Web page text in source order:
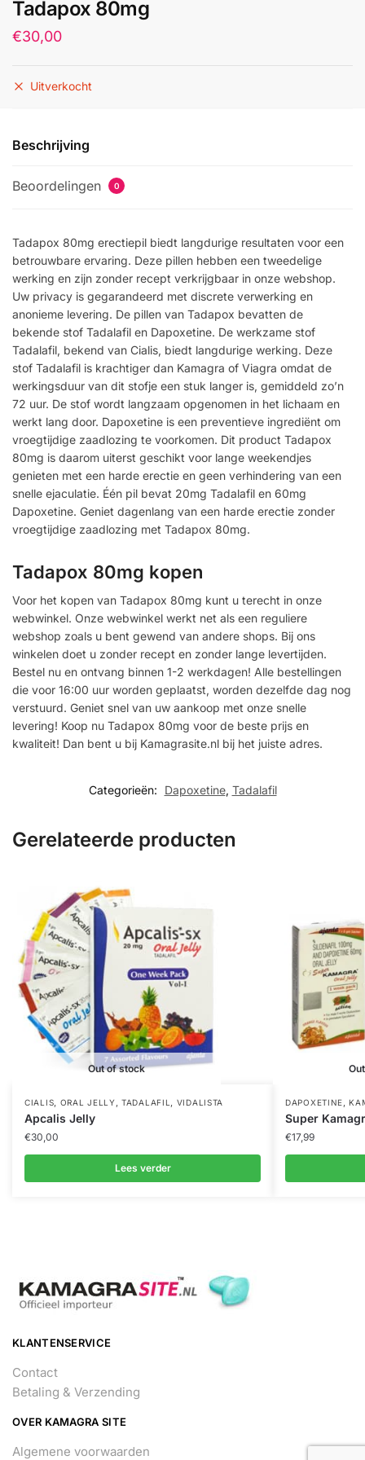
Tadapox 80mg
€30,00
Uitverkocht
Beschrijving
Beoordelingen 0
Tadapox 80mg erectiepil biedt langdurige resultaten voor een
betrouwbare ervaring. Deze pillen hebben een tweedelige
werking en zijn zonder recept verkrijgbaar in onze webshop.
Uw privacy is gegarandeerd met discrete verwerking en
anonieme levering. De pillen van Tadapox bevatten de
bekende stof Tadalafil en Dapoxetine. De werkzame stof
Tadalafil, bekend van Cialis, biedt langdurige werking. Deze
stof Tadalafil is krachtiger dan Kamagra of Viagra omdat de
werkingsduur van dit stofje een stuk langer is, gemiddeld zo’n
72 uur. De stof wordt langzaam opgenomen in het lichaam en
werkt lang door. Dapoxetine is een preventieve ingrediënt om
vroegtijdige zaadlozing te voorkomen. Dit product Tadapox
80mg is daarom uiterst geschikt voor lange weekendjes
genieten met een harde erectie en geen verhindering van een
snelle ejaculatie. Één pil bevat 20mg Tadalafil en 60mg
Dapoxetine. Geniet dagenlang van een harde erectie zonder
vroegtijdige zaadlozing met Tadapox 80mg.
Tadapox 80mg kopen
Voor het kopen van Tadapox 80mg kunt u terecht in onze
webwinkel. Onze webwinkel werkt net als een reguliere
webshop zoals u bent gewend van andere shops. Bij ons
winkelen doet u zonder recept en zonder lange levertijden.
Bestel nu en ontvang binnen 1-2 werkdagen! Alle bestellingen
die voor 16:00 uur worden geplaatst, worden dezelfde dag nog
verstuurd. Geniet snel van uw aankoop met onze snelle
levering! Koop nu Tadapox 80mg voor de beste prijs en
kwaliteit! Dan bent u bij Kamagrasite.nl bij het juiste adres.
Categorieën: Dapoxetine, Tadalafil
Gerelateerde producten
Out of stock
CIALIS, ORAL JELLY ,TADALAFIL , VIDALISTA
Apcalis Jelly
€30,00
Lees verder
DAPOXETINE,
Super
€17,99
KLANTENSERVICE
Contact
Betaling & Verzending
OVER KAMAGRA SITE
Algemene voorwaarden